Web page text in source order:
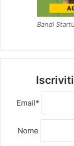
Bandi
Email*
Nome